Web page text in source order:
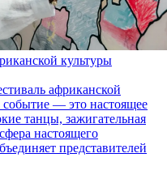
культуры
африканской
— это настоящее
танцы, зажигательная
настоящего
представителей